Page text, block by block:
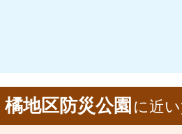
橘地区防災公園 に近